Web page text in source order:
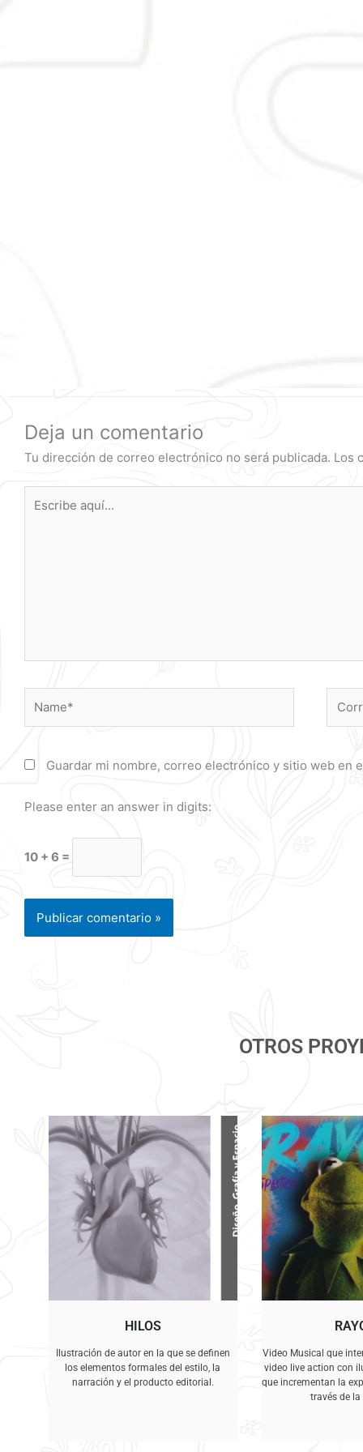
Deja un comentario
Tu dirección de correo electrónico no será publicada. Los
aquí...
Guardar mi nombre, correo electrónico y sitio web en
Please enter an answer in digits:
10 + 6 =
OTROS
HILOS
Ilustración de autor en la que se definen
los elementos formales del estilo, la
narración y el producto editorial.
Video Musical que
video live action con
que incrementan la
través de